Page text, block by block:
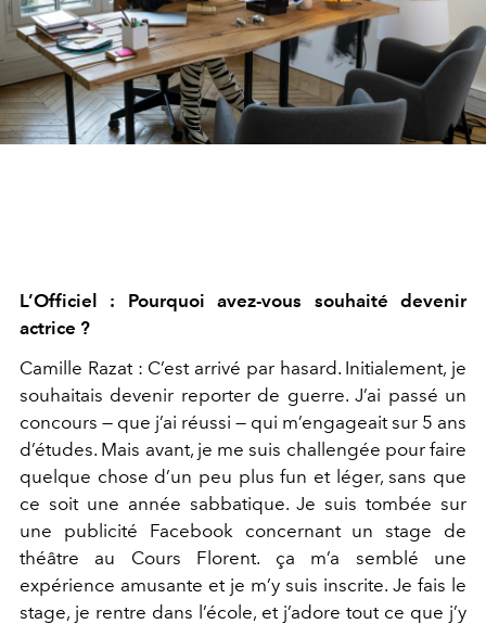
L’Officiel : Pourquoi avez-vous souhaité devenir
actrice ?
Camille Razat : C’est arrivé par hasard. Initialement, je
souhaitais devenir reporter de guerre. J’ai passé un
concours — que j’ai réussi — qui m’engageait sur 5 ans
d’études. Mais avant, je me suis challengée pour faire
quelque chose d’un peu plus fun et léger, sans que
ce soit une année sabbatique. Je suis tombée sur
une publicité Facebook concernant un stage de
théâtre au Cours Florent. ça m’a semblé une
expérience amusante et je m’y suis inscrite. Je fais le
stage, je rentre dans l’école, et j’adore tout ce que j’y